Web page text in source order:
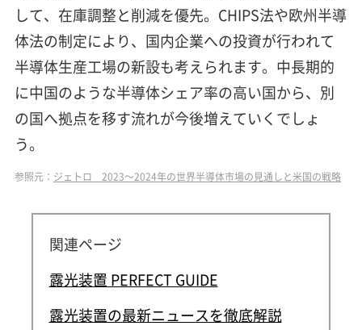
して、在庫調整と削減を優先。CHIPS法や欧州半導
体法の制定により、国内企業への投資が行われて
半導体生産工場の新設も考えられます。中長期的
に中国のような半導体シェア率の高い国から、別
の国へ拠点を移す流れが今後増えていくでしょ
う。
参照元： ジェトロ 2023～2024年の世界半導体市場の見通しと米国の戦略
関連ページ
露光装置 PERFECT GUIDE
露光装置の最新ニュースを徹底解説